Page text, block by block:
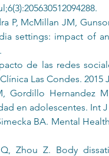
P, McMillan JM,
settings: impact of
de las redes
Las Condes. 2015
Gordillo Hernandez
en adolescentes. Int J
BA. Mental
Zhou Z. Body